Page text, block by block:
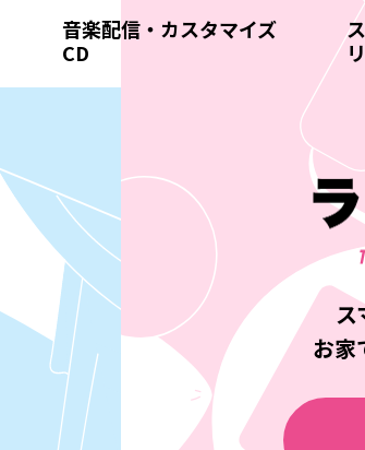
音楽配信・カスタマイズ
CD
ス
お家